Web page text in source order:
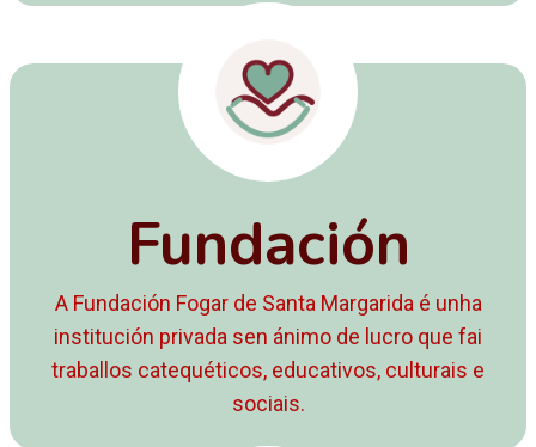
Fundación
A Fundación Fogar de Santa Margarida é unha
institución privada sen ánimo de lucro que fai
traballos catequéticos, educativos, culturais e
sociais.